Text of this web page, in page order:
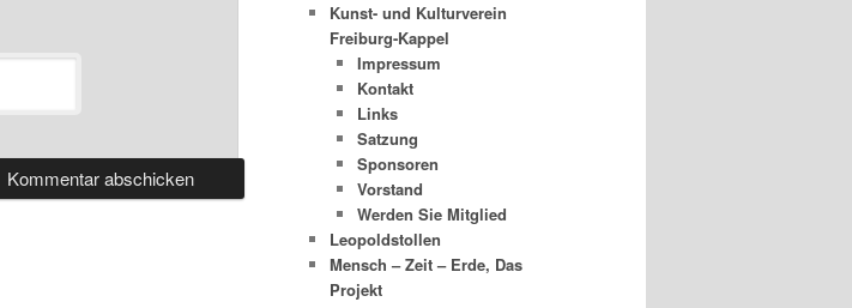
Kunst- und Kulturverein
Freiburg-Kappel
Impressum
Kontakt
Links
Satzung
Sponsoren
Vorstand
Werden Sie Mitglied
Leopoldstollen
Mensch – Zeit – Erde, Das
Projekt